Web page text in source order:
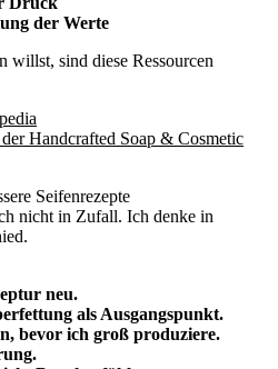
der Werte
willst, sind diese Ressourcen
Handcrafted Soap & Cosmetic
Seifenrezepte
nicht in Zufall. Ich denke in
neu.
als Ausgangspunkt.
bevor ich groß produziere.